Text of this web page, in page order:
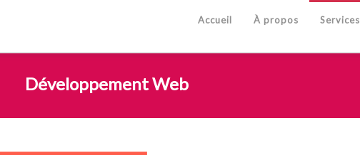
Accueil À propos Services
Développement Web